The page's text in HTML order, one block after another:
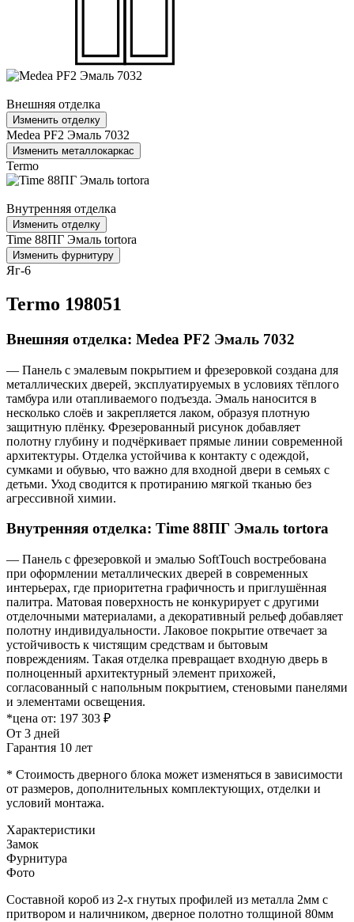
Внешняя отделка
Изменить отделку
Medea PF2 Эмаль 7032
Изменить металлокаркас
Termo
Внутренняя отделка
Изменить отделку
Time 88ПГ Эмаль tortora
Изменить фурнитуру
Яг-6
Termo 198051
Внешняя отделка: Medea PF2 Эмаль 7032
— Панель с эмалевым покрытием и фрезеровкой создана для
металлических дверей, эксплуатируемых в условиях тёплого
тамбура или отапливаемого подъезда. Эмаль наносится в
несколько слоёв и закрепляется лаком, образуя плотную
защитную плёнку. Фрезерованный рисунок добавляет
полотну глубину и подчёркивает прямые линии современной
архитектуры. Отделка устойчива к контакту с одеждой,
сумками и обувью, что важно для входной двери в семьях с
детьми. Уход сводится к протиранию мягкой тканью без
агрессивной химии.
Внутренняя отделка: Time 88ПГ Эмаль tortora
— Панель с фрезеровкой и эмалью SoftTouch востребована
при оформлении металлических дверей в современных
интерьерах, где приоритетна графичность и приглушённая
палитра. Матовая поверхность не конкурирует с другими
отделочными материалами, а декоративный рельеф добавляет
полотну индивидуальности. Лаковое покрытие отвечает за
устойчивость к чистящим средствам и бытовым
повреждениям. Такая отделка превращает входную дверь в
полноценный архитектурный элемент прихожей,
согласованный с напольным покрытием, стеновыми панелями
и элементами освещения.
*цена от: 197 303 ₽
От 3 дней
Гарантия 10 лет
* Стоимость дверного блока может изменяться в зависимости
от размеров, дополнительных комплектующих, отделки и
условий монтажа.
Характеристики
Замок
Фурнитура
Фото
Составной короб из 2-х гнутых профилей из металла 2мм с
притвором и наличником, дверное полотно толщиной 80мм